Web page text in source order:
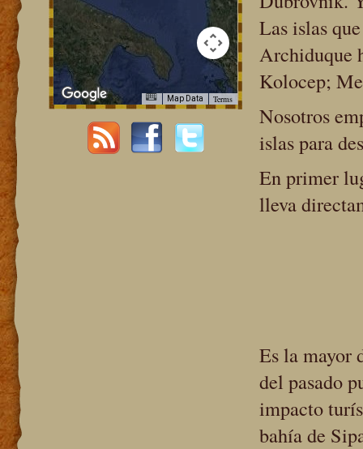
purposes only For development purposes only
Map Data Terms
Las islas
Archiduque
Kolocep;
Nosotros
islas para
En primer
lleva
Es la mayor
del pasado
impacto
bahía de